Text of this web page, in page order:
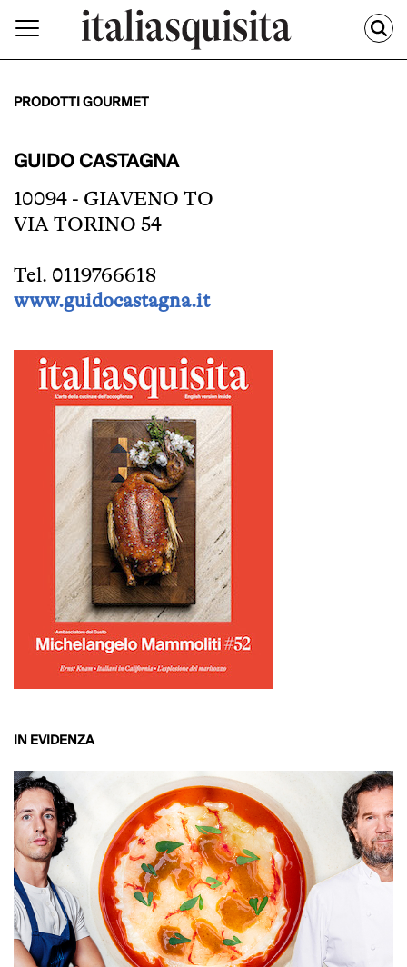
PRODOTTI GOURMET
GUIDO CASTAGNA
10094 - GIAVENO TO
VIA TORINO 54
Tel. 0119766618
www.guidocastagna.it
IN EVIDENZA